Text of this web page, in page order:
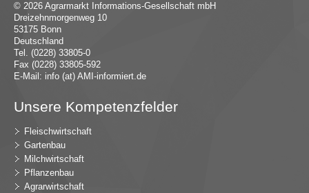
© 2026 Agrarmarkt Informations-Gesellschaft mbH
Dreizehnmorgenweg 10
53175 Bonn
Deutschland
Tel. (0228) 33805-0
Fax (0228) 33805-592
E-Mail: info (at) AMI-informiert.de
Unsere Kompetenzfelder
Fleischwirtschaft
Gartenbau
Milchwirtschaft
Pflanzenbau
Agrarwirtschaft